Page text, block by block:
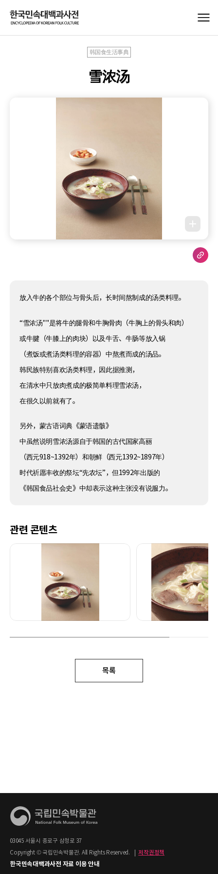
韩国食生活事典
雪浓汤
放入牛的各个部位与骨头后，长时间熬制成的汤类料理。
“雪浓汤""是将牛的腿骨和牛胸骨肉（牛胸上的骨头和肉）
或牛腱（牛膝上的肉块）以及牛舌、牛肠等放入锅
（煮饭或煮汤类料理的容器）中熬煮而成的汤品。
韩民族特别喜欢汤类料理，因此据推测，
在清水中只放肉煮成的极简单料理雪浓汤，
在很久以前就有了。
另外，蒙古语词典《蒙语遗骸》
中虽然说明雪浓汤源自于韩国的古代国家高丽
（西元918~1392年）和朝鲜（西元1392~1897年）
时代祈愿丰收的祭坛“先农坛”，但1992年出版的
《韩国食品社会史》中却表示这种主张没有说服力。
관련 콘텐츠
목록
03045 서울시 종로구 삼청로 37
Copyright © 국립민속박물관. All Rights Reserved.
저작권정책
한국민속대백과사전 자료 이용 안내